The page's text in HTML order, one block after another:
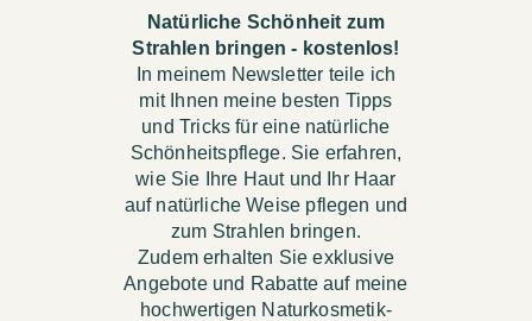
Natürliche Schönheit zum
Strahlen bringen - kostenlos!
In meinem Newsletter teile ich
mit Ihnen meine besten Tipps
und Tricks für eine natürliche
Schönheitspflege. Sie erfahren,
wie Sie Ihre Haut und Ihr Haar
auf natürliche Weise pflegen und
zum Strahlen bringen.
Zudem erhalten Sie exklusive
Angebote und Rabatte auf meine
hochwertigen Naturkosmetik-